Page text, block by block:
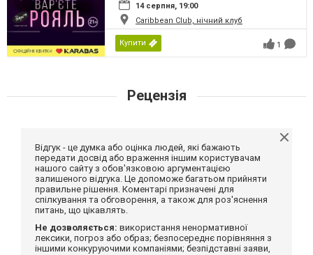
14 серпня, 19:00
Caribbean Club, нічний клуб
Купити 1
Рецензія
Відгук - це думка або оцінка людей, які бажають
передати досвід або враження іншим користувачам
нашого сайту з обов'язковою аргументацією
залишеного відгука. Це допоможе багатьом прийняти
правильне рішення. Коментарі призначені для
спілкування та обговорення, а також для роз'яснення
питань, що цікавлять.
Не дозволяється: використання ненормативної
лексики, погроз або образ; безпосереднє порівняння з
іншими конкуруючими компаніями; безпідставні заяви,